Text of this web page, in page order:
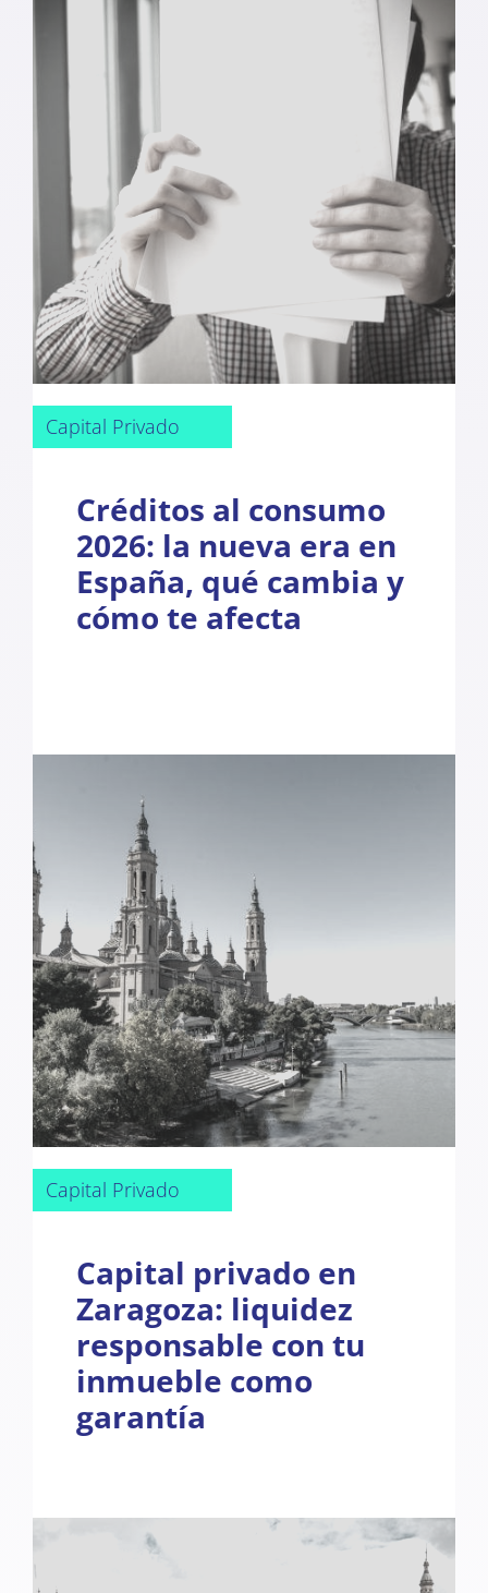
Capital Privado
Créditos al consumo
2026: la nueva era en
España, qué cambia y
cómo te afecta
Capital Privado
Capital privado en
Zaragoza: liquidez
responsable con tu
inmueble como
garantía